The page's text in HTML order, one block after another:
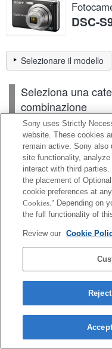
DSC-
Selezionare il modello
Seleziona una
combinazione
Scheda di
Alimentazione
Accessori
A seconda del
prodotti visualizzati
disponibili.
Terms of Use Contact Us
Sony uses Strictly
website. These cookies
remain active. Sony also
site functionality,
interact with third
the placement of
cookie preferences at
Cookies." Depending on
the full functionality of
Review our Cookie